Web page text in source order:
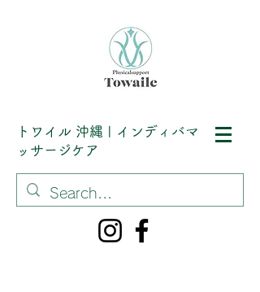
トワイル 沖縄 | インディバマ
ッサージケア